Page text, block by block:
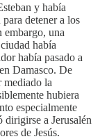
y había
detener a los
embargo, una
había
había pasado a
Damasco. De
mediado la
hubiera
especialmente
dirigirse a Jerusalén
de Jesús.